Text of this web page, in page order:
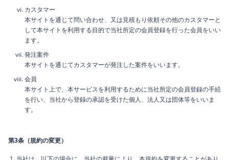
カスタマー
本サイトを通じて問い合わせ、又は見積もり依頼その他のカスタマーと
して本サイトを利用する目的で当社所定の会員登録を行った会員をいい
ます。
発注案件
本サイトを通じてカスタマーが発注した案件をいいます。
会員
本サイト上で、本サービスを利用するために当社所定の会員登録の手続
を行い、当社から登録の承認を受けた個人、法人又は団体等をいいま
す。
第3条（規約の変更）